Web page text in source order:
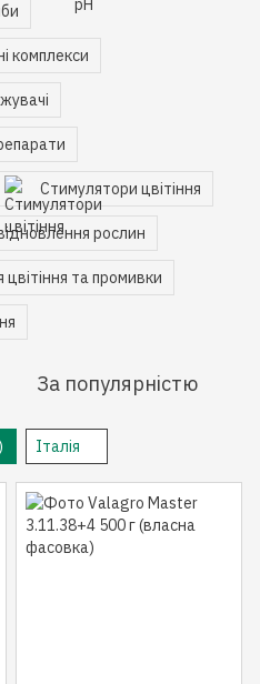
комплекси
Стимулятори цвітіння
рослин
та промивки
За популярністю
Італія